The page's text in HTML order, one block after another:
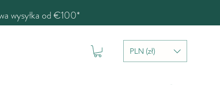
wysyłka od €100*
PLN (zł)